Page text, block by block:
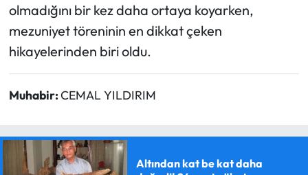
olmadığını bir kez daha ortaya koyarken,
mezuniyet töreninin en dikkat çeken
hikayelerinden biri oldu.
Muhabir:CEMAL YILDIRIM
Altından kat be kat daha